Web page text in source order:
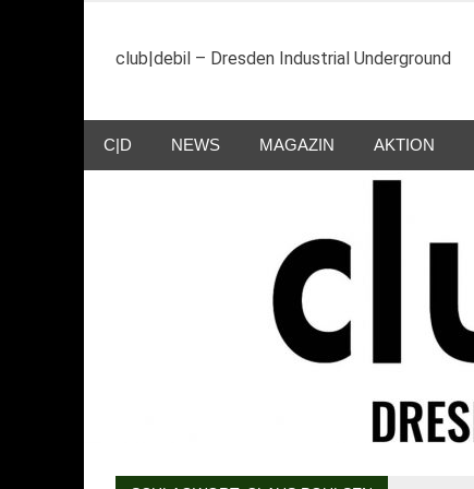
springen
club|debil – Dresden Industrial Underground
C|D NEWS MAGAZIN AKTION